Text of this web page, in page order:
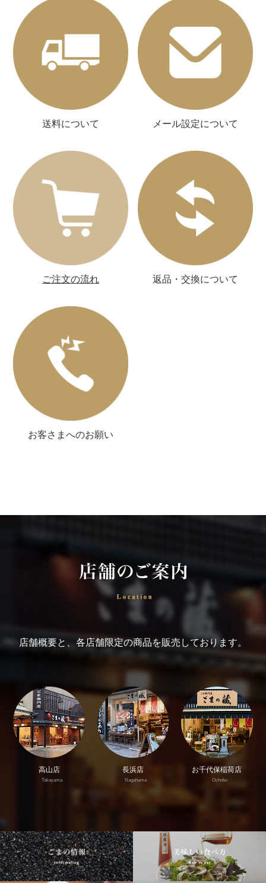
送料について メール設定について
ご注文の流れ 返品・交換について
お客さまへのお願い
店舗概要と、各店舗限定の商品を販売しております。
高山店
Takayama
長浜店
Nagahama
お千代保稲荷店
Ochobo